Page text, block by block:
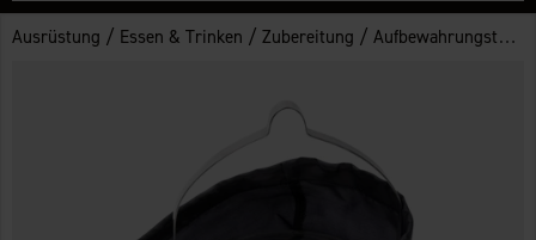
Ausrüstung / Essen & Trinken /Zubereitung /Aufbewahrungstasche Camper